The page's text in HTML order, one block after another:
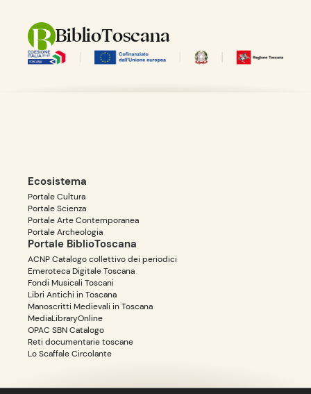
BiblioToscana
Ecosistema
Portale Cultura
Portale Scienza
Portale Arte Contemporanea
Portale Archeologia
Portale BiblioToscana
ACNP Catalogo collettivo dei periodici
Emeroteca Digitale Toscana
Fondi Musicali Toscani
Libri Antichi in Toscana
Manoscritti Medievali in Toscana
MediaLibraryOnline
OPAC SBN Catalogo
Reti documentarie toscane
Lo Scaffale Circolante